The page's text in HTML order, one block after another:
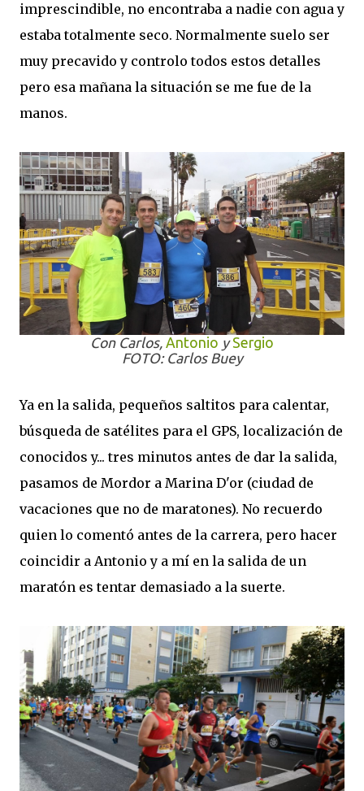
imprescindible, no encontraba a nadie con agua y
estaba totalmente seco. Normalmente suelo ser
muy precavido y controlo todos estos detalles
pero esa mañana la situación se me fue de la
manos.
Con Carlos, Antonio ySergio
FOTO: Carlos Buey
Ya en la salida, pequeños saltitos para calentar,
búsqueda de satélites para el GPS, localización de
conocidos y... tres minutos antes de dar la salida,
pasamos de Mordor a Marina D'or (ciudad de
vacaciones que no de maratones). No recuerdo
quien lo comentó antes de la carrera, pero hacer
coincidir a Antonio y a mí en la salida de un
maratón es tentar demasiado a la suerte.